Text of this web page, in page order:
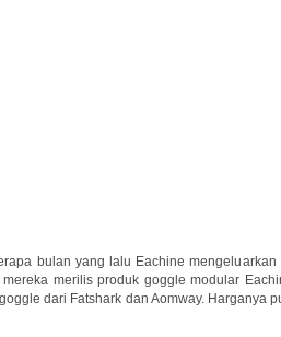
bulan yang lalu Eachine
merilis produk goggle modular
dari Fatshark dan Aomway. Harganya